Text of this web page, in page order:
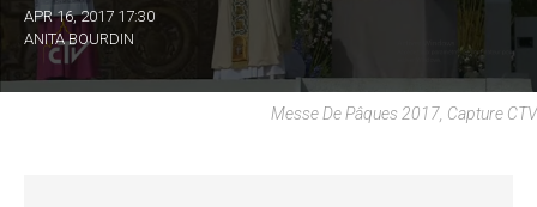
APR 16, 2017 17:30
ANITA BOURDIN
Messe De Pâques 2017, Capture CTV